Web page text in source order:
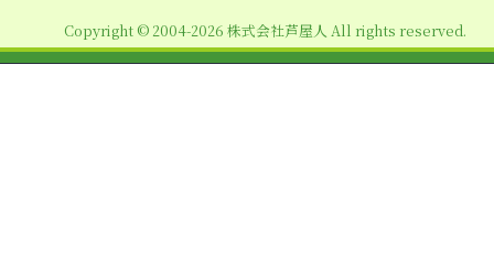
ン
Copyright © 2004-2026 株式会社芦屋人 All rights reserved.